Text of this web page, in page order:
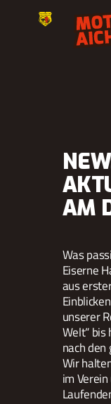
AM
Was
Eiserne
aus
unserer
Welt“
nach
Wir
im